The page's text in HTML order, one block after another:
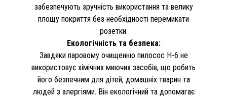
забезпечують зручність використання та велику
площу покриття без необхідності перемикати
розетки.
Екологічність та безпека:
Завдяки паровому очищенню пилосос H-6 не
використовує хімічних миючих засобів, що робить
його безпечним для дітей, домашніх тварин та
людей з алергіями. Він екологічний та допомагає